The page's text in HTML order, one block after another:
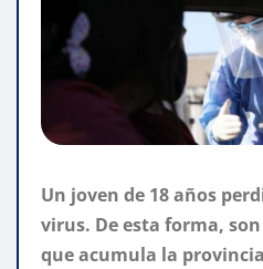
Un joven de 18 años
virus. De esta forma,
que acumula la